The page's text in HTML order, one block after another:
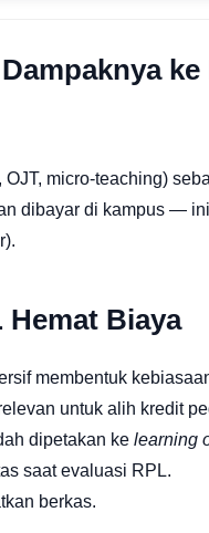
micro-teaching)
dibayar di kampus —
Biaya
membentuk
untuk alih kredit
dipetakan ke learning
saat evaluasi RPL.
berkas.